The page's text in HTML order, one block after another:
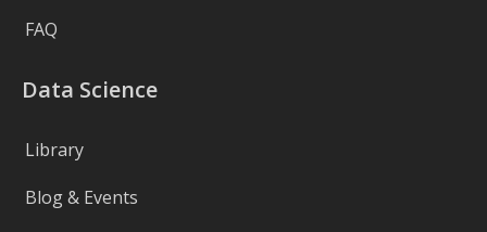
FAQ
Data Science
Library
Blog & Events